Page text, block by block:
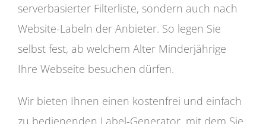
serverbasierter Filterliste, sondern auch nach
Website-Labeln der Anbieter. So legen Sie
selbst fest, ab welchem Alter Minderjährige
Ihre Webseite besuchen dürfen.
Wir bieten Ihnen einen kostenfrei und einfach
zu bedienenden Label-Generator, mit dem Sie